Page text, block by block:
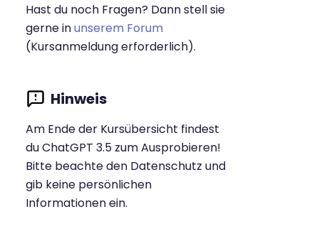
Hast du noch Fragen? Dann stell sie
gerne inunserem Forum
(Kursanmeldung erforderlich).
Am Ende der Kursübersicht findest
du ChatGPT 3.5 zum Ausprobieren!
Bitte beachte den Datenschutz und
gib keine persönlichen
Informationen ein.